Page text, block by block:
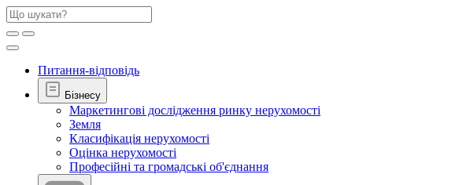
Питання-відповідь
Бізнесу
Маркетингові дослідження ринку нерухомості
Земля
Класифікація нерухомості
Оцінка нерухомості
Професійні та громадські об'єднання